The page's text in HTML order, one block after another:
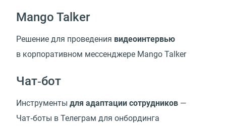
Mango Talker
Решение для проведения видеоинтервью
в корпоративном мессенджере Mango Talker
Чат‑бот
Инструменты для адаптации сотрудников —
Чат‑боты в Телеграм для онбординга